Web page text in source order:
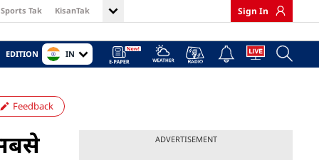
Sports Tak KisanTak Sign In
EDITION IN
Feedback
ADVERTISEMENT